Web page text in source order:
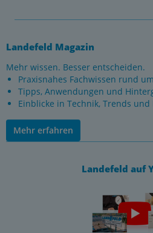
Landefeld Magazin
Mehr wissen. Besser entscheiden.
Praxisnahes Fachwissen rund
Tipps, Anwendungen und
Einblicke in Technik, Trends und
Mehr erfahren
Landefeld auf